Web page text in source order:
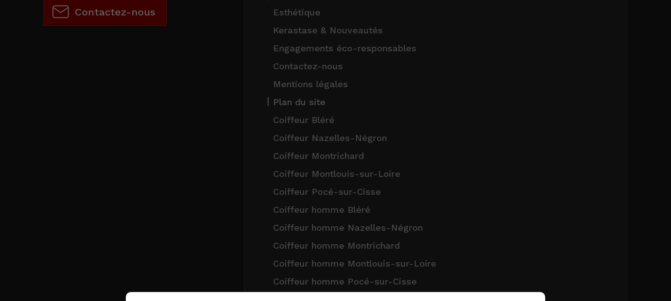
Contactez-nous
Esthétique
Kerastase & Nouveautés
Engagements éco-responsables
Contactez-nous
Mentions légales
Plan du site
Coiffeur Bléré
Coiffeur Nazelles-Négron
Coiffeur Montrichard
Coiffeur Montlouis-sur-Loire
Coiffeur Pocé-sur-Cisse
Coiffeur homme Bléré
Coiffeur homme Nazelles-Négron
Coiffeur homme Montrichard
Coiffeur homme Montlouis-sur-Loire
Coiffeur homme Pocé-sur-Cisse